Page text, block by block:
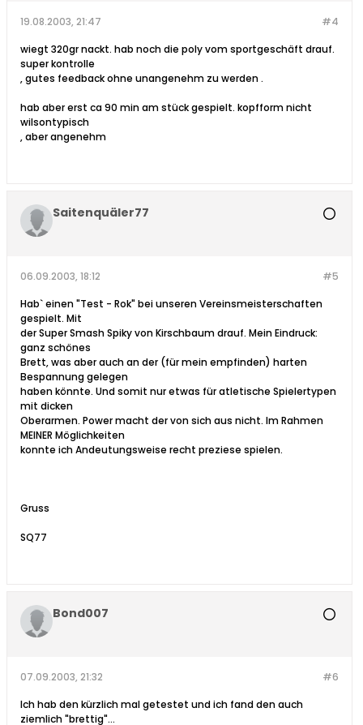
#4
19.08.2003, 21:47
wiegt 320gr nackt. hab noch die poly vom sportgeschäft drauf.
super kontrolle
, gutes feedback ohne unangenehm zu werden .
hab aber erst ca 90 min am stück gespielt. kopfform nicht
wilsontypisch
, aber angenehm
Saitenquäler77
#5
06.09.2003, 18:12
Hab` einen "Test - Rok" bei unseren Vereinsmeisterschaften
gespielt. Mit
der Super Smash Spiky von Kirschbaum drauf. Mein Eindruck:
ganz schönes
Brett, was aber auch an der (für mein empfinden) harten
Bespannung gelegen
haben könnte. Und somit nur etwas für atletische Spielertypen
mit dicken
Oberarmen. Power macht der von sich aus nicht. Im Rahmen
MEINER Möglichkeiten
konnte ich Andeutungsweise recht preziese spielen.
Gruss
SQ77
Bond007
#6
07.09.2003, 21:32
Ich hab den kürzlich mal getestet und ich fand den auch
ziemlich "brettig"...